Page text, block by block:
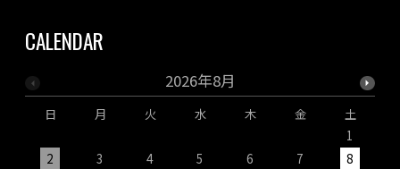
CALENDAR
2026年8月
日 月 火 水 木 金
土
1
2
3 4 5 6 7 8